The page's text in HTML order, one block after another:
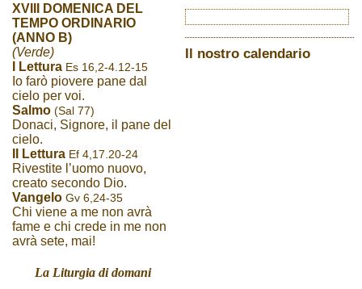
XVIII DOMENICA DEL
TEMPO ORDINARIO
(ANNO B)
(Verde)
I Lettura Es 16,2-4.12-15
Io farò piovere pane dal
cielo per voi.
Salmo (Sal 77)
Donaci, Signore, il pane del
cielo.
II Lettura Ef 4,17.20-24
Rivestite l’uomo nuovo,
creato secondo Dio.
Vangelo Gv 6,24-35
Chi viene a me non avrà
fame e chi crede in me non
avrà sete, mai!
La Liturgia di domani
Il nostro calendario